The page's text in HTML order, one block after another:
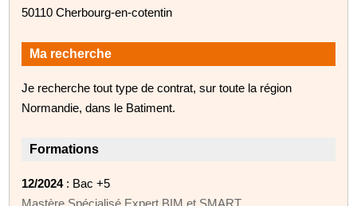
50110 Cherbourg-en-cotentin
Ma recherche
Je recherche tout type de contrat, sur toute la région
Normandie, dans le Batiment.
Formations
12/2024: Bac +5
Mastère Spécialisé Expert BIM et SMART